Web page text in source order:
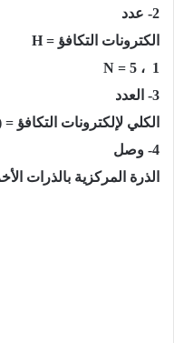
2- عدد
الكترونات التكافؤ H =
1 ، N = 5
3- العدد
الكلي لإلكترونات التكافؤ = (3×1) + 5 =
4- وصل
الذرة المركزية بالذرات